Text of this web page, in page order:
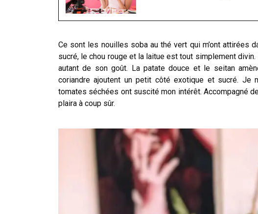
Ce sont les nouilles soba au thé vert qui m’ont attirées
sucré, le chou rouge et la laitue est tout simplement divin.
autant de son goût. La patate douce et le seitan
coriandre ajoutent un petit côté exotique et sucré. Je
tomates séchées ont suscité mon intérêt. Accompagné
plaira à coup sûr.